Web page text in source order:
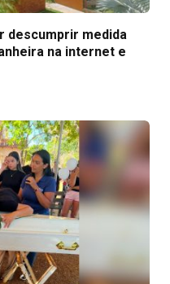
descumprir medida
na internet e